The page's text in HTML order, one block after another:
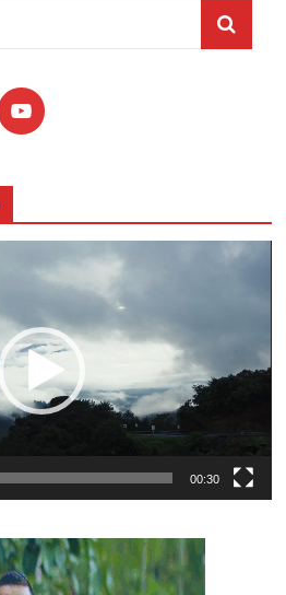
00:30